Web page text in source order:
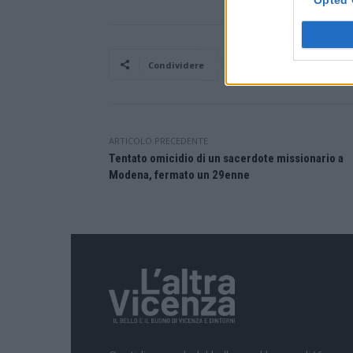
Condividere Facebook
ARTICOLO PRECEDENTE
Tentato omicidio di un sacerdote missionario a
Modena, fermato un 29enne